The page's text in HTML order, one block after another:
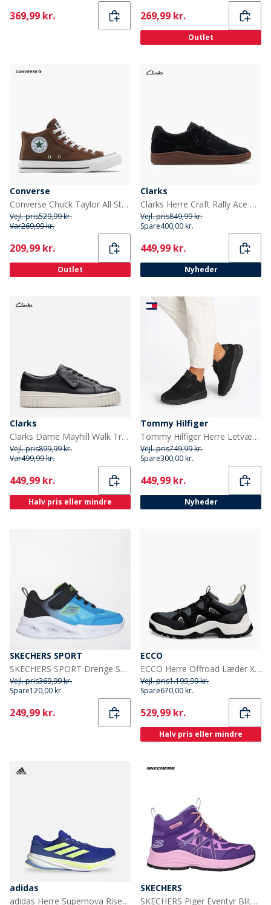
Current
369,99 kr. Current
269,99 kr.
Outlet
Converse
Converse Chuck Taylor All Star Malden Street Mid Træningssko Grounded/Hvid/Sort
Vejl. pris529,99 kr.
Var269,99 kr.
Current
209,99 kr.
Outlet
Clarks
Clarks Herre Craft Rally Ace Træningssko Black Suede
Vejl. pris849,99 kr.
Spare400,00 kr.
Current
449,99 kr.
Nyheder
Clarks
Clarks Dame Mayhill Walk Træningssko Black Leather
Vejl. pris899,99 kr.
Var499,99 kr.
Current
449,99 kr.
Halv pris eller mindre
Tommy Hilfiger
Tommy Hilfiger Herre Letvægts Træningssko Sort
Vejl. pris749,99 kr.
Spare300,00 kr.
Current
449,99 kr.
Nyheder
SKECHERS SPORT
SKECHERS SPORT Drenge SKECHERS Infant Meteor Lights Krondox Sneakers Blå
Vejl. pris369,99 kr.
Spare120,00 kr.
Current
249,99 kr.
ECCO
ECCO Herre Offroad Læder X Tekstil Træningssko Sort/Sort/Magnet
Vejl. pris1.199,99 kr.
Spare670,00 kr.
Current
529,99 kr.
Halv pris eller mindre
adidas
adidas Herre Supernova Rise 2 Neutrale Løbesko Lucid Blue/Hi-Res Yellow/Blue Fusion
SKECHERS
SKECHERS Piger Eventyr Blitz Sjov Forfølgelse Vandtætte Sko Purple Light Blue